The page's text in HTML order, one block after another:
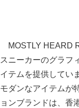
MOSTLY HEARD
スニーカーのグラフ
イテムを提供してい
モダンなアイテムが
ョンブランドは、香